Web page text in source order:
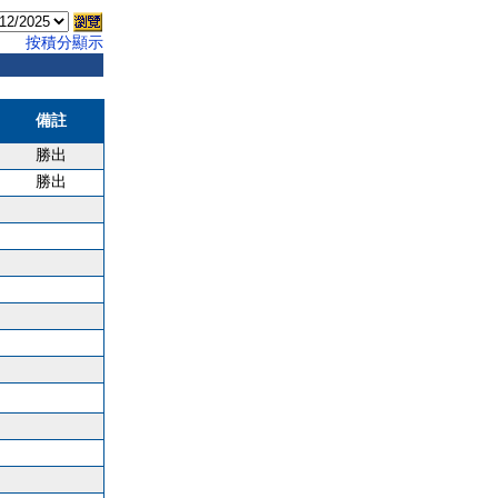
按積分顯示
備註
勝出
勝出